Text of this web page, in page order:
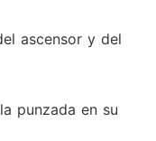
ascensor y del
punzada en su